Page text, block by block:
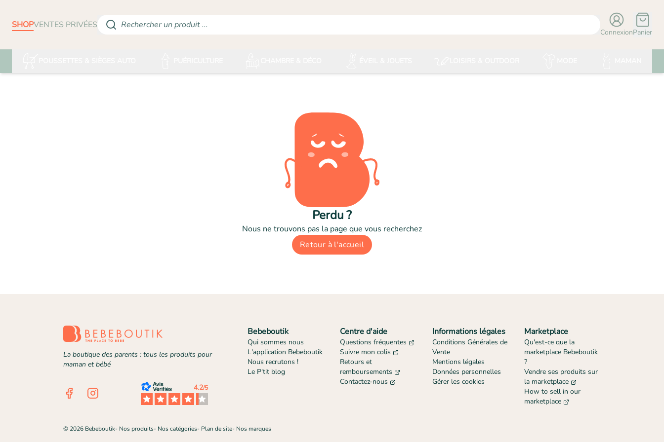
SHOPVENTES PRIVÉES Rechercher un produit ...
ConnexionPanier
Perdu ?
Nous ne trouvons pas la page que vous recherchez
Retour à l'accueil
La boutique des parents : tous les produits pour
maman et bébé
FacebookInstagram 4.2/5
Bebeboutik
Qui sommes nous
L'application Bebeboutik
Nous recrutons !
Le P'tit blog
Centre d'aide
Questions fréquentes
Suivre mon colis
Retours et
remboursements
Contactez-nous
Informations légales
Conditions Générales de
Vente
Mentions légales
Données personnelles
Gérer les cookies
Marketplace
Qu'est-ce que la
marketplace Bebeboutik
?
Vendre ses produits sur
la marketplace
How to sell in our
marketplace
© 2026 Bebeboutik- Nos produits- Nos catégories- Plan de site- Nos marques